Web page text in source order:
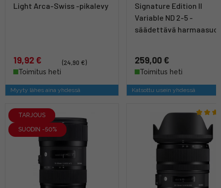
Light Arca-Swiss -pikalevy
19,92 €
(24,90 €)
Toimitus heti
Myyty lähes aina yhdessä
Signature Edition II
Variable ND 2-5 -
säädettävä
259,00 €
Toimitus heti
Katsottu usein yhdessä
TARJOUS
SUODIN -50%